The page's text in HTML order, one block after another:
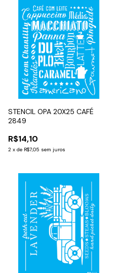
STENCIL OPA 20X25 CAFÉ
2849
R$14,10
2 x de R$7,05 sem juros